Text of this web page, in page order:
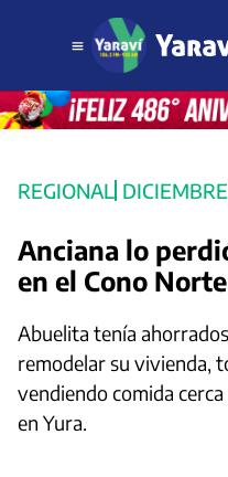
REGIONAL
Anciana lo
en el Cono Norte
Abuelita tenía
remodelar su vivienda,
vendiendo comida
en Yura.